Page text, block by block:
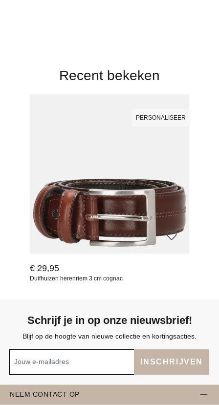
Recent bekeken
PERSONALISEER
€ 29,95
Duifhuizen herenriem 3 cm cognac
Schrijf je in op onze nieuwsbrief!
Blijf op de hoogte van nieuwe collectie en kortingsacties.
INSCHRIJVEN
NEEM CONTACT OP